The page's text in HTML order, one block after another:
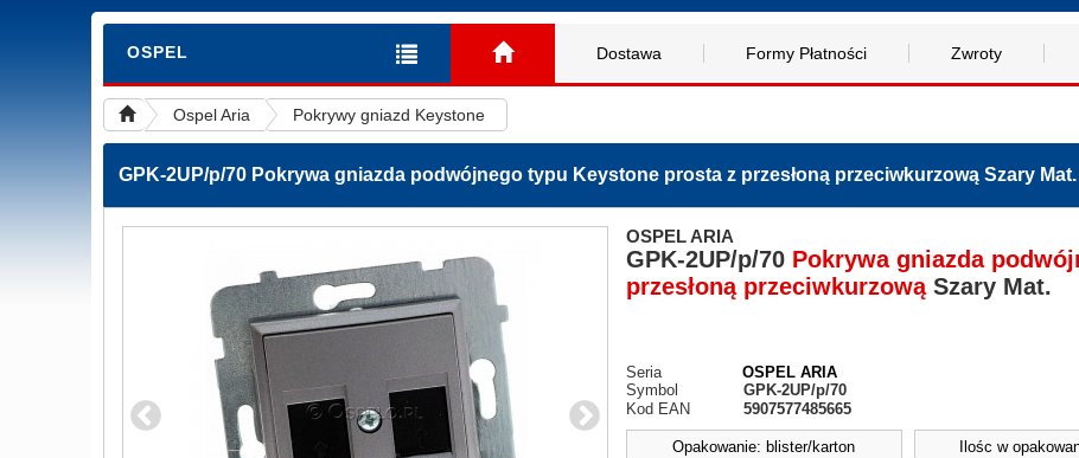
OSPEL Dostawa Formy Płatności Zwroty
Ospel Aria Pokrywy gniazd Keystone
GPK-2UP/p/70 Pokrywa gniazda podwójnego typu Keystone prosta z przesłoną przeciwkurzową Szary
OSPEL ARIA
GPK-2UP/p/70 Pokrywa gniazda
przesłoną przeciwkurzowąSzary Mat.
Seria
OSPEL ARIA
Symbol
GPK-2UP/p/70
Kod EAN
5907577485665
Opakowanie: blister/karton Ilośc w